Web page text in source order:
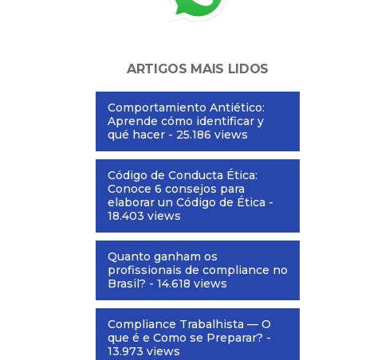
ARTIGOS MAIS LIDOS
Comportamiento Antiético:
Aprende cómo identificar y
qué hacer - 25.186 views
Código de Conducta Ética:
Conoce 6 consejos para
elaborar un Código de Ética -
18.403 views
Quanto ganham os
profissionais de compliance no
Brasil? - 14.618 views
Compliance Trabalhista — O
que é e Como se Preparar? -
13.973 views